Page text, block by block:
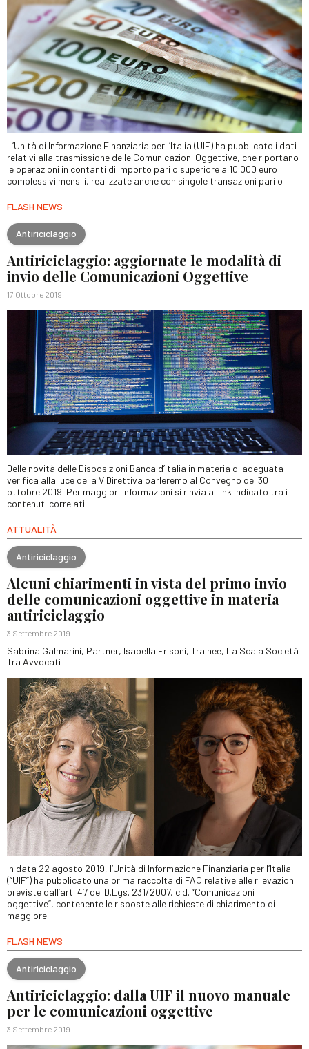
L’Unità di Informazione Finanziaria per l’Italia (UIF) ha pubblicato i dati
relativi alla trasmissione delle Comunicazioni Oggettive, che riportano
le operazioni in contanti di importo pari o superiore a 10.000 euro
complessivi mensili, realizzate anche con singole transazioni pari o
FLASH NEWS
Antiriciclaggio
Antiriciclaggio: aggiornate le modalità di
invio delle Comunicazioni Oggettive
17 Ottobre 2019
Delle novità delle Disposizioni Banca d’Italia in materia di adeguata
verifica alla luce della V Direttiva parleremo al Convegno del 30
ottobre 2019. Per maggiori informazioni si rinvia al link indicato tra i
contenuti correlati.
ATTUALITÀ
Antiriciclaggio
Alcuni chiarimenti in vista del primo invio
delle comunicazioni oggettive in materia
antiriciclaggio
3 Settembre 2019
Sabrina Galmarini, Partner, Isabella Frisoni, Trainee, La Scala Società
Tra Avvocati
In data 22 agosto 2019, l’Unità di Informazione Finanziaria per l’Italia
(“UIF”) ha pubblicato una prima raccolta di FAQ relative alle rilevazioni
previste dall’art. 47 del D.Lgs. 231/2007, c.d. “Comunicazioni
oggettive”, contenente le risposte alle richieste di chiarimento di
maggiore
FLASH NEWS
Antiriciclaggio
Antiriciclaggio: dalla UIF il nuovo manuale
per le comunicazioni oggettive
3 Settembre 2019